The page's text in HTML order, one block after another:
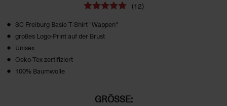
(12)
SC Freiburg Basic T-Shirt "Wappen"
großes Logo-Print auf der Brust
Unisex
Oeko-Tex zertifiziert
100% Baumwolle
GRÖSSE: